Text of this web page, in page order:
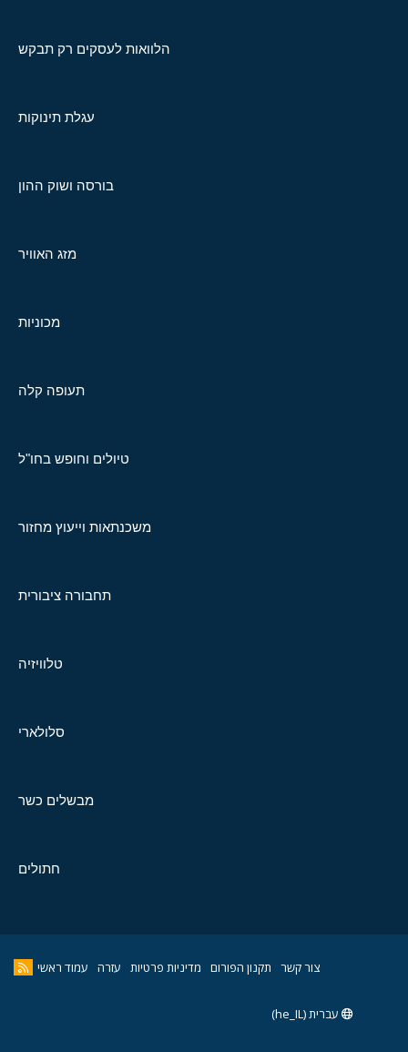
הלוואות לעסקים רק תבקש
עגלת תינוקות
בורסה ושוק ההון
מזג האוויר
מכוניות
תעופה קלה
טיולים וחופש בחו"ל
משכנתאות וייעוץ מחזור
תחבורה ציבורית
טלוויזיה
סלולארי
מבשלים כשר
חתולים
צור קשר תקנון הפורום מדיניות פרטיות עזרה עמוד ראשי
עברית (he_IL)